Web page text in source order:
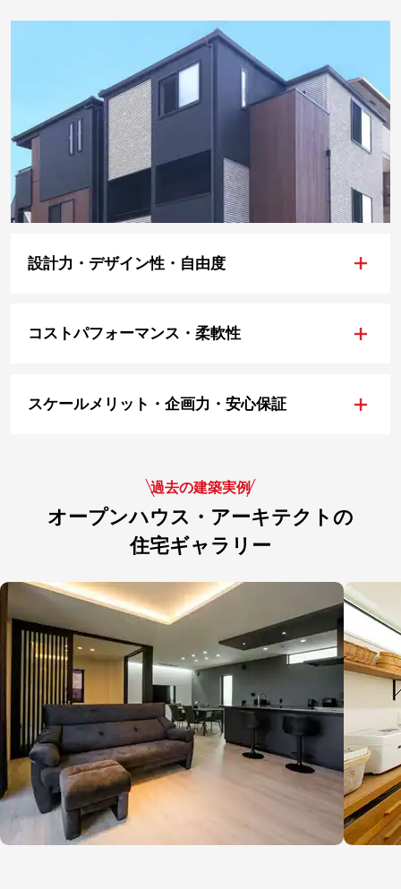
設計力・デザイン性・自由度 +
コストパフォーマンス・柔軟性 +
スケールメリット・企画力・安心保証 +
過去の建築実例
オープンハウス・アーキテクトの
住宅ギャラリー